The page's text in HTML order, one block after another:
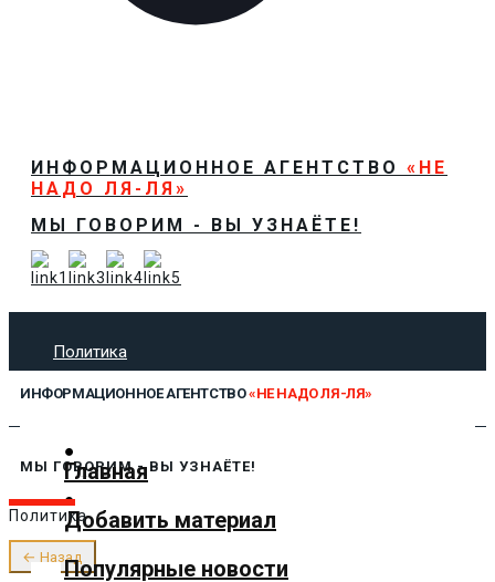
ИНФОРМАЦИОННОЕ АГЕНТСТВО «НЕ
НАДО ЛЯ-ЛЯ»
МЫ ГОВОРИМ - ВЫ УЗНАЁТЕ!
Политика
Технологии
Предложить новость
О нас
ИНФОРМАЦИОННОЕ АГЕНТСТВО«НЕ НАДО ЛЯ-ЛЯ»
Главная
Добавить материал
Популярные новости
МЫ ГОВОРИМ - ВЫ УЗНАЁТЕ!
Политика
← Назад